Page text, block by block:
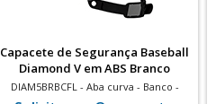
Capacete de Segurança Baseball
Diamond V em ABS Branco
DIAM5BRBCFL - Aba curva - Banco -
Isolamento elétrico - 20 un